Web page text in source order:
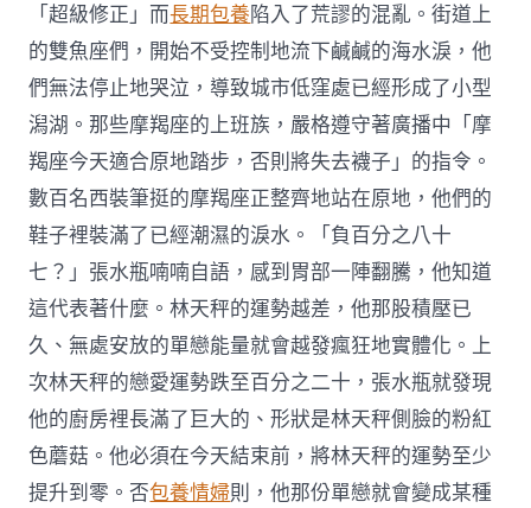
「超級修正」而長期包養陷入了荒謬的混亂。街道上
的雙魚座們，開始不受控制地流下鹹鹹的海水淚，他
們無法停止地哭泣，導致城市低窪處已經形成了小型
潟湖。那些摩羯座的上班族，嚴格遵守著廣播中「摩
羯座今天適合原地踏步，否則將失去襪子」的指令。
數百名西裝筆挺的摩羯座正整齊地站在原地，他們的
鞋子裡裝滿了已經潮濕的淚水。「負百分之八十
七？」張水瓶喃喃自語，感到胃部一陣翻騰，他知道
這代表著什麼。林天秤的運勢越差，他那股積壓已
久、無處安放的單戀能量就會越發瘋狂地實體化。上
次林天秤的戀愛運勢跌至百分之二十，張水瓶就發現
他的廚房裡長滿了巨大的、形狀是林天秤側臉的粉紅
色蘑菇。他必須在今天結束前，將林天秤的運勢至少
提升到零。否包養情婦則，他那份單戀就會變成某種